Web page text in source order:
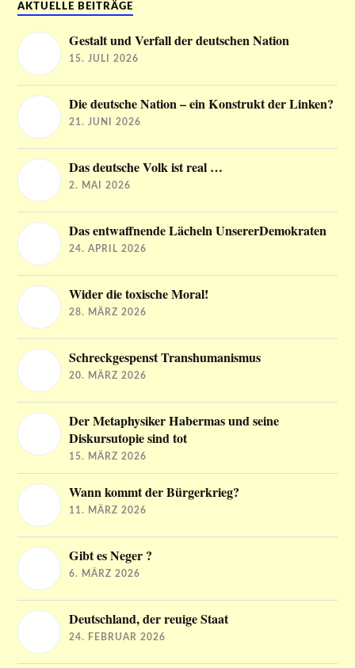
AKTUELLE BEITRÄGE
Gestalt und Verfall der deutschen Nation
15. JULI 2026
Die deutsche Nation – ein Konstrukt der Linken?
21. JUNI 2026
Das deutsche Volk ist real …
2. MAI 2026
Das entwaffnende Lächeln UnsererDemokraten
24. APRIL 2026
Wider die toxische Moral!
28. MÄRZ 2026
Schreckgespenst Transhumanismus
20. MÄRZ 2026
Der Metaphysiker Habermas und seine
Diskursutopie sind tot
15. MÄRZ 2026
Wann kommt der Bürgerkrieg?
11. MÄRZ 2026
Gibt es Neger ?
6. MÄRZ 2026
Deutschland, der reuige Staat
24. FEBRUAR 2026